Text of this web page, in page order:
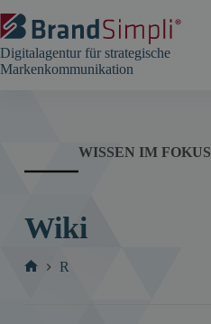
Inhalt
springen
Digitalagentur für strategische
Markenkommunikation
WISSEN IM FOKUS
Wiki
R